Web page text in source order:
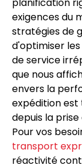
exigences du
stratégies de
d'optimiser
de service
que nous
envers la
expédition est
depuis la
Pour vos
transport
réactivité